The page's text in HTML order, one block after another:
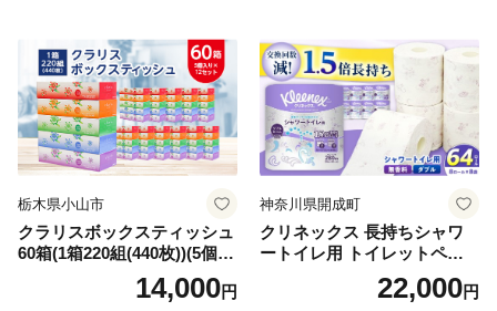
倶知安町 日用品
栃木県小山市
クラリスボックスティッシュ
60箱(1箱220組(440枚))(5個入
り×12セット)【1256759】
14,000円
神奈川県開成町
クリネックス 長持ちシャワ
ートイレ用 トイレットペー
パー（ダブル）64ロール(8ロ
ール×8パック) 開成町 トイレ
22,000円